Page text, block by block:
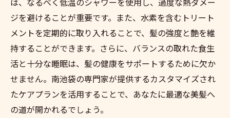
ジを避けることが重要です。また、水素を含むトリート
メントを定期的に取り入れることで、髪の強度と艶を維
持することができます。さらに、バランスの取れた食生
活と十分な睡眠は、髪の健康をサポートするために欠か
せません。南池袋の専門家が提供するカスタマイズされ
たケアプランを活用することで、あなたに最適な美髪へ
の道が開かれるでしょう。